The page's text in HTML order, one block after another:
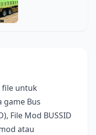
file untuk
game Bus
File Mod BUSSID
atau